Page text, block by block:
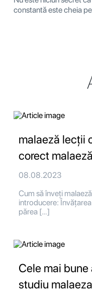
constantă este cheia
malaeză lecții
corect
08.08.2023
Cum să înveți
introducere:
părea […]
Cele mai
studiu